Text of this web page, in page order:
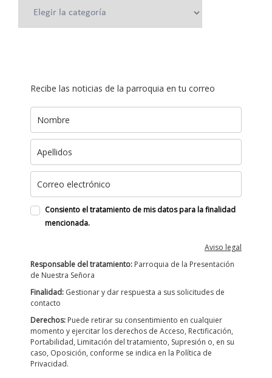
Recibe las noticias de la parroquia en tu correo
Consiento el tratamiento de mis datos para la finalidad
mencionada.
Aviso legal
Responsable del tratamiento: Parroquia de la Presentación
de Nuestra Señora
Finalidad: Gestionar y dar respuesta a sus solicitudes de
contacto
Derechos: Puede retirar su consentimiento en cualquier
momento y ejercitar los derechos de Acceso, Rectificación,
Portabilidad, Limitación del tratamiento, Supresión o, en su
caso, Oposición, conforme se indica en la Política de
Privacidad.